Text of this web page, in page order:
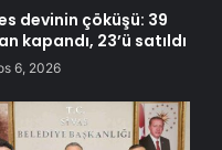
devinin çöküşü: 39
kapandı, 23’ü satıldı
6, 2026